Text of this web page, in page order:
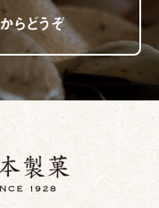
らどうぞ